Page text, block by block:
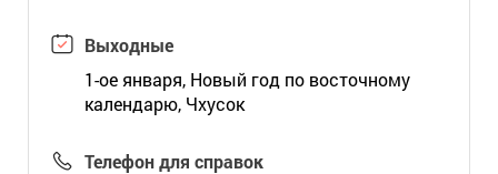
Выходные
1-ое января, Новый год по восточному
календарю, Чхусок
Телефон для справок